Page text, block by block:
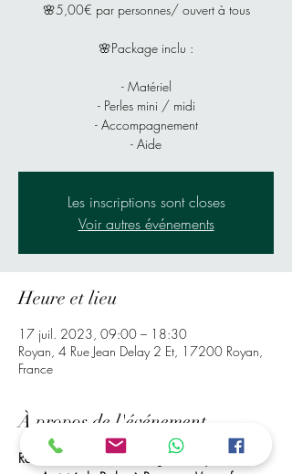
🌸5,00€ par personnes/ ouvert à tous
🌸Package inclu :
- Matériel
- Perles mini / midi
- Accompagnement
- Aide
Les inscriptions sont closes
Voir autres événements
Heure et lieu
17 juil. 2023, 09:00 – 18:30
Royan, 4 Rue Jean Delay 2 Et, 17200 Royan,
France
À propos de l'événement
Rendez-Vous à Mr bricolage de Royan, Pour